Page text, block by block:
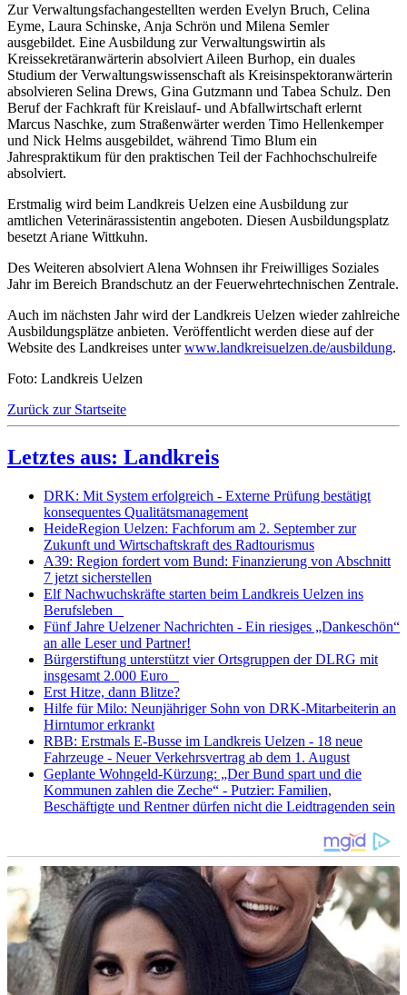
Zur Verwaltungsfachangestellten werden Evelyn Bruch, Celina
Eyme, Laura Schinske, Anja Schrön und Milena Semler
ausgebildet. Eine Ausbildung zur Verwaltungswirtin als
Kreissekretäranwärterin absolviert Aileen Burhop, ein duales
Studium der Verwaltungswissenschaft als Kreisinspektoranwärterin
absolvieren Selina Drews, Gina Gutzmann und Tabea Schulz. Den
Beruf der Fachkraft für Kreislauf- und Abfallwirtschaft erlernt
Marcus Naschke, zum Straßenwärter werden Timo Hellenkemper
und Nick Helms ausgebildet, während Timo Blum ein
Jahrespraktikum für den praktischen Teil der Fachhochschulreife
absolviert.
Erstmalig wird beim Landkreis Uelzen eine Ausbildung zur
amtlichen Veterinärassistentin angeboten. Diesen Ausbildungsplatz
besetzt Ariane Wittkuhn.
Des Weiteren absolviert Alena Wohnsen ihr Freiwilliges Soziales
Jahr im Bereich Brandschutz an der Feuerwehrtechnischen Zentrale.
Auch im nächsten Jahr wird der Landkreis Uelzen wieder zahlreiche
Ausbildungsplätze anbieten. Veröffentlicht werden diese auf der
Website des Landkreises unterwww.landkreisuelzen.de/ausbildung.
Foto: Landkreis Uelzen
Zurück zur Startseite
Letztes aus: Landkreis
DRK: Mit System erfolgreich - Externe Prüfung bestätigt
konsequentes Qualitätsmanagement
HeideRegion Uelzen: Fachforum am 2. September zur
Zukunft und Wirtschaftskraft des Radtourismus
A39: Region fordert vom Bund: Finanzierung von Abschnitt
7 jetzt sicherstellen
Elf Nachwuchskräfte starten beim Landkreis Uelzen ins
Berufsleben
Fünf Jahre Uelzener Nachrichten - Ein riesiges „Dankeschön“
an alle Leser und Partner!
Bürgerstiftung unterstützt vier Ortsgruppen der DLRG mit
insgesamt 2.000 Euro
Erst Hitze, dann Blitze?
Hilfe für Milo: Neunjähriger Sohn von DRK-Mitarbeiterin an
Hirntumor erkrankt
RBB: Erstmals E-Busse im Landkreis Uelzen - 18 neue
Fahrzeuge - Neuer Verkehrsvertrag ab dem 1. August
Geplante Wohngeld-Kürzung: „Der Bund spart und die
Kommunen zahlen die Zeche“ - Putzier: Familien,
Beschäftigte und Rentner dürfen nicht die Leidtragenden sein